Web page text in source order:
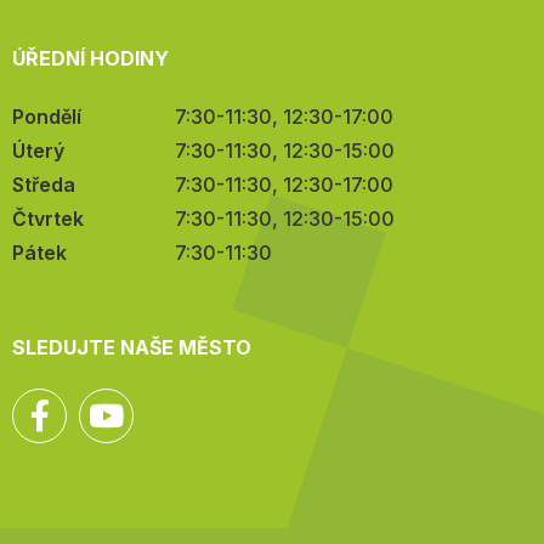
ÚŘEDNÍ HODINY
Pondělí
7:30-11:30, 12:30-17:00
Úterý
7:30-11:30, 12:30-15:00
Středa
7:30-11:30, 12:30-17:00
Čtvrtek
7:30-11:30, 12:30-15:00
Pátek
7:30-11:30
SLEDUJTE NAŠE MĚSTO
Facebook